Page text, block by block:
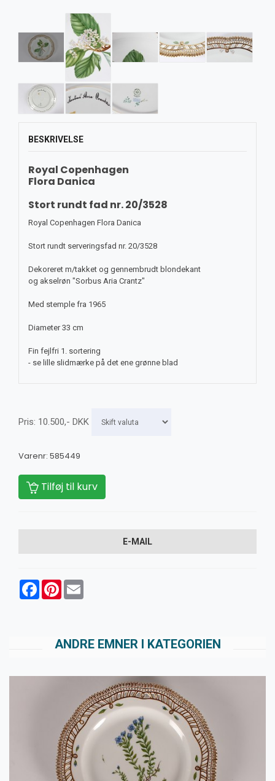
BESKRIVELSE
Royal Copenhagen
Flora Danica
Stort rundt fad nr. 20/3528
Royal Copenhagen Flora Danica
Stort rundt serveringsfad nr. 20/3528
Dekoreret m/takket og gennembrudt blondekant
og akselrøn "Sorbus Aria Crantz"
Med stemple fra 1965
Diameter 33 cm
Fin fejlfri 1. sortering
- se lille slidmærke på det ene grønne blad
Pris: 10.500,- DKK
Varenr: 585449
Tilføj til kurv
E-MAIL
FacebookPinterest
ANDRE EMNER I KATEGORIEN